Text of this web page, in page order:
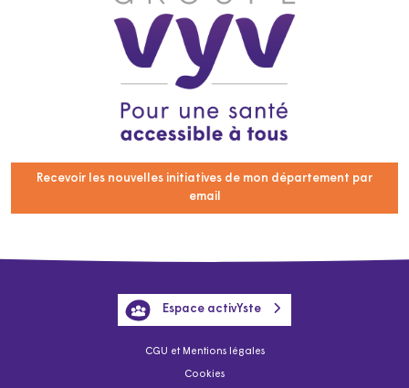
Recevoir les nouvelles initiatives de mon département par
email
CGU et Mentions légales
Cookies
Espace activYste